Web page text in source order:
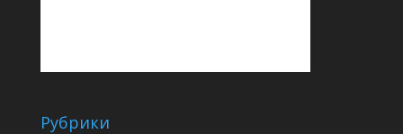
Рубрики